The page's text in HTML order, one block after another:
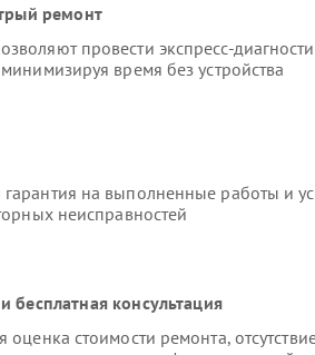
ремонт
провести экспресс-
время без устройства
гарантия на выполненные работы и
неисправностей
бесплатная консультация
стоимости ремонта,